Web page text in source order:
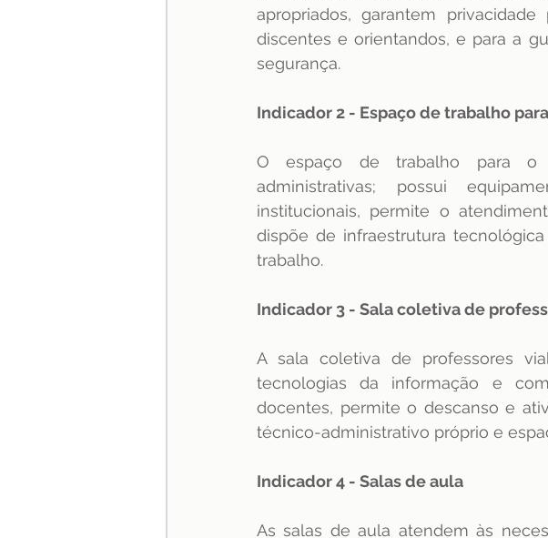
apropriados, garantem
discentes e orientandos, e para a
segurança.
Indicador 2 - Espaço de trabalho
O espaço de trabalho para o
administrativas; possui
institucionais, permite o
dispõe de infraestrutura
trabalho.
Indicador 3 - Sala coletiva de
A sala coletiva de professores
tecnologias da informação e
docentes, permite o descanso e
técnico-administrativo próprio e
Indicador 4 - Salas de aula
As salas de aula atendem às